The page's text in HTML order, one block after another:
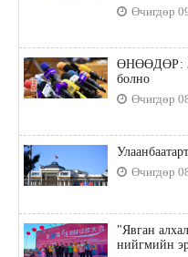
Өчигдөр
ӨНӨӨДӨР:
болно
Өчигдөр
Өчигдөр
"Явган
нийгмийн